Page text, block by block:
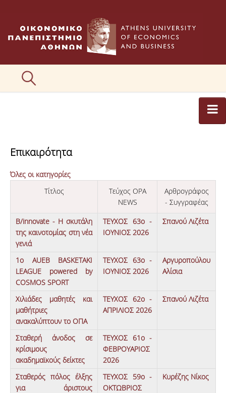
ΣΥΝΤΑΚΤΙΚΗ ΟΜΑΔΑ
ΕΠΙΚΟΙΝΩΝΙΑ
Επικαιρότητα
Όλες οι κατηγορίες
Τίτλος
Τεύχος OPA
NEWS
Αρθρογράφος
- Συγγραφέας
Β/innovate - Η σκυτάλη
της καινοτομίας στη νέα
γενιά
ΤΕΥΧΟΣ 63ο -
ΙΟΥΝΙΟΣ 2026
Σπανού Λιζέτα
1ο AUEB BASKETAKI
LEAGUE powered by
COSMOS SPORT
ΤΕΥΧΟΣ 63ο -
ΙΟΥΝΙΟΣ 2026
Αργυροπούλου
Αλίσια
Χιλιάδες μαθητές και
μαθήτριες
ανακαλύπτουν το ΟΠΑ
ΤΕΥΧΟΣ 62ο -
ΑΠΡΙΛΙΟΣ 2026
Σπανού Λιζέτα
Σταθερή άνοδος σε
κρίσιμους
ακαδημαϊκούς δείκτες
ΤΕΥΧΟΣ 61ο -
ΦΕΒΡΟΥΑΡΙΟΣ
2026
Σταθερός πόλος έλξης
για άριστους
ΤΕΥΧΟΣ 59ο -
ΟΚΤΩΒΡΙΟΣ
Κυρέζης Νίκος